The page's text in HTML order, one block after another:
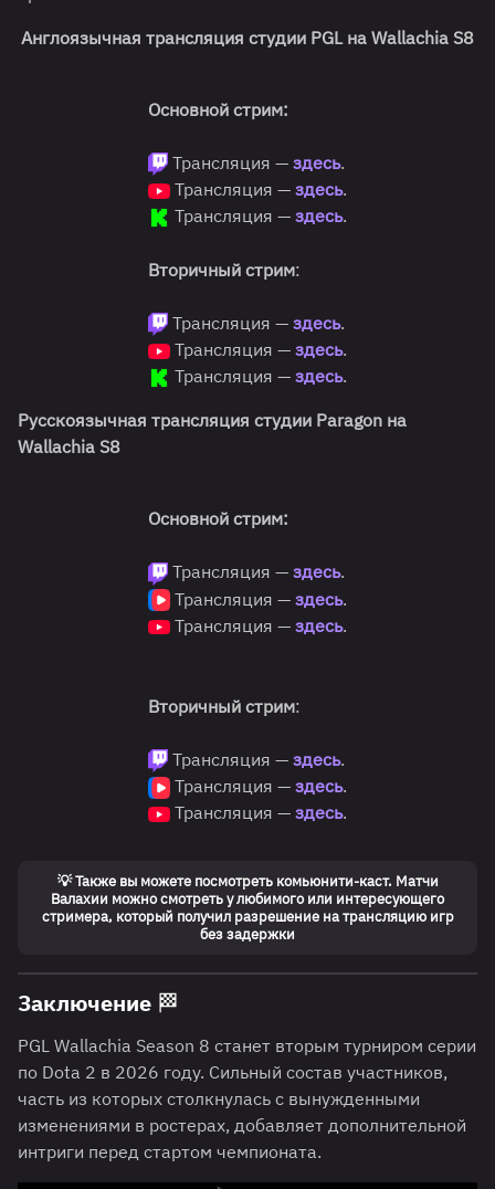
Англоязычная трансляция студии PGL на Wallachia S8
Основной стрим:
Трансляция — здесь.
Трансляция — здесь.
Трансляция — здесь.
Вторичный стрим:
Трансляция — здесь.
Трансляция — здесь.
Трансляция — здесь.
Русскоязычная трансляция студии Paragon на
Wallachia S8
Основной стрим:
Трансляция — здесь.
Трансляция — здесь.
Трансляция — здесь.
Вторичный стрим:
Трансляция — здесь.
Трансляция — здесь.
Трансляция — здесь.
💡 Также вы можете посмотреть комьюнити-каст. Матчи
Валахии можно смотреть у любимого или интересующего
стримера, который получил разрешение на трансляцию игр
без задержки
Заключение 🏁
PGL Wallachia Season 8 станет вторым турниром серии
по Dota 2 в 2026 году. Сильный состав участников,
часть из которых столкнулась с вынужденными
изменениями в ростерах, добавляет дополнительной
интриги перед стартом чемпионата.